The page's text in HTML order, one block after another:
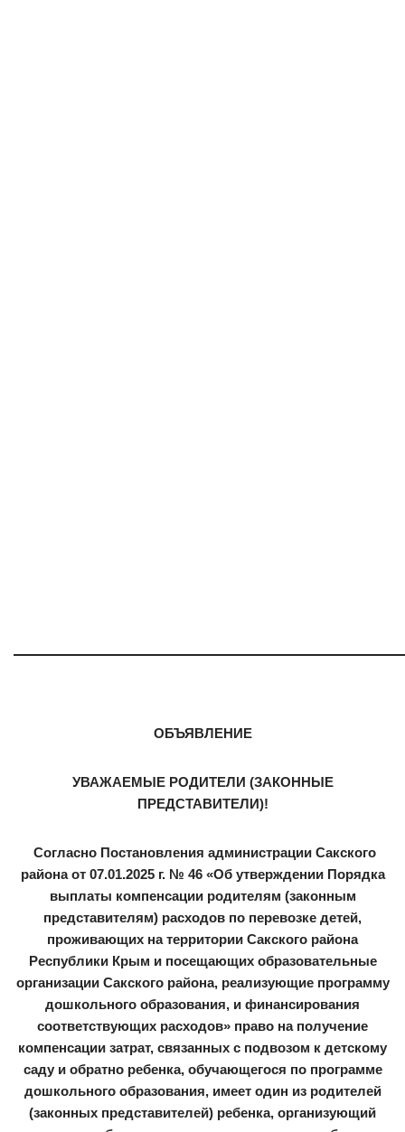
ОБЪЯВЛЕНИЕ
УВАЖАЕМЫЕ РОДИТЕЛИ (ЗАКОННЫЕ
ПРЕДСТАВИТЕЛИ)!
Согласно Постановления администрации Сакского
района от 07.01.2025 г. № 46 «Об утверждении Порядка
выплаты компенсации родителям (законным
представителям) расходов по перевозке детей,
проживающих на территории Сакского района
Республики Крым и посещающих образовательные
организации Сакского района, реализующие программу
дошкольного образования, и финансирования
соответствующих расходов» право на получение
компенсации затрат, связанных с подвозом к детскому
саду и обратно ребенка, обучающегося по программе
дошкольного образования, имеет один из родителей
(законных представителей) ребенка, организующий